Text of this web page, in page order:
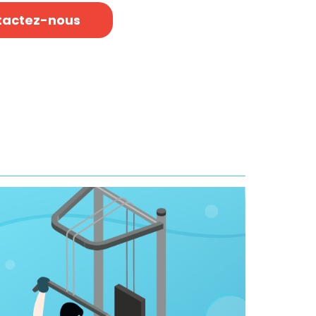
nous